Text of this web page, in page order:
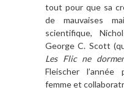
tout pour que sa
de mauvaises
scientifique,
George C. Scott
Les Flic ne
Fleischer l’année
femme et